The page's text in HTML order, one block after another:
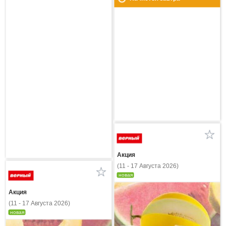
Акция
(11 - 17 Августа 2026)
новая
Акция
(11 - 17 Августа 2026)
новая